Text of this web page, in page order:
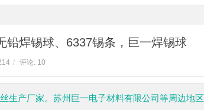
铅焊锡球、6337锡条，巨一焊锡球
/ 评论: 10
生产厂家。苏州巨一电子材料有限公司等周边地区